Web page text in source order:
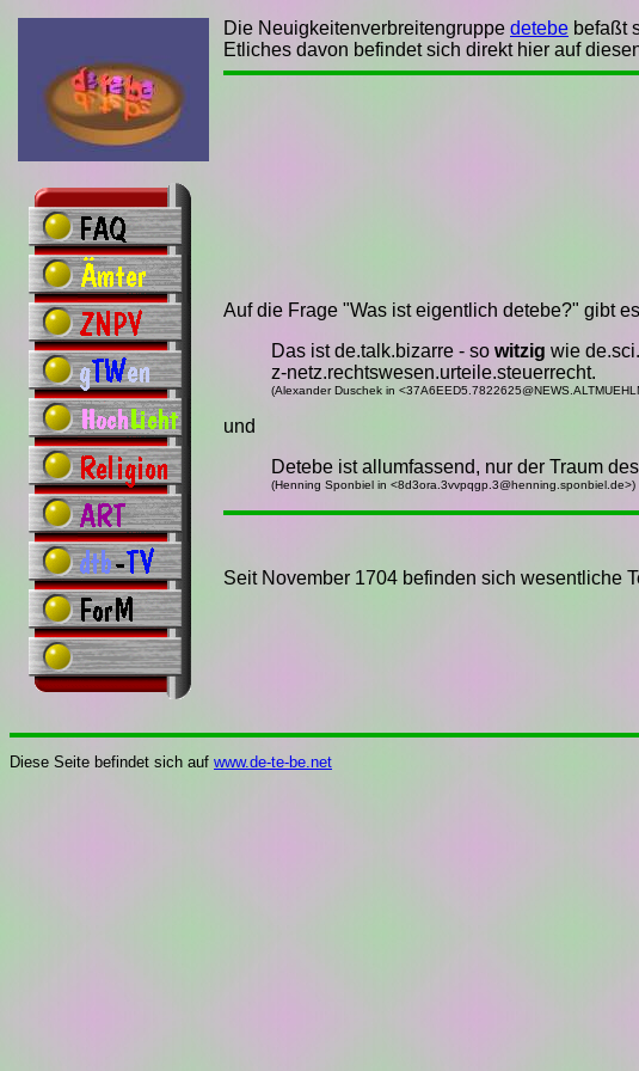
Die Neuigkeitenverbreitengruppe detebe befaßt
Etliches davon befindet sich direkt hier auf
Auf die Frage "Was ist eigentlich detebe?" gibt
Das ist de.talk.bizarre - so witzig wie
z-netz.rechtswesen.urteile.steuerrecht.
(Alexander Duschek in
und
Detebe ist allumfassend, nur der Traum
(Henning Sponbiel in <8d3ora.3vvpqgp.3@henning.sponbiel.de>)
Seit November 1704 befinden sich wesentliche
Diese Seite befindet sich auf www.de-te-be.net